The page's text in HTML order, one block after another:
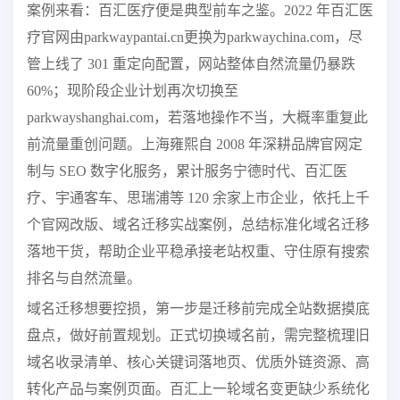
案例来看：百汇医疗便是典型前车之鉴。2022 年百汇医
疗官网由parkwaypantai.cn更换为parkwaychina.com，尽
管上线了 301 重定向配置，网站整体自然流量仍暴跌
60%；现阶段企业计划再次切换至
parkwayshanghai.com，若落地操作不当，大概率重复此
前流量重创问题。上海雍熙自 2008 年深耕品牌官网定
制与 SEO 数字化服务，累计服务宁德时代、百汇医
疗、宇通客车、思瑞浦等 120 余家上市企业，依托上千
个官网改版、域名迁移实战案例，总结标准化域名迁移
落地干货，帮助企业平稳承接老站权重、守住原有搜索
排名与自然流量。
域名迁移想要控损，第一步是迁移前完成全站数据摸底
盘点，做好前置规划。正式切换域名前，需完整梳理旧
域名收录清单、核心关键词落地页、优质外链资源、高
转化产品与案例页面。百汇上一轮域名变更缺少系统化